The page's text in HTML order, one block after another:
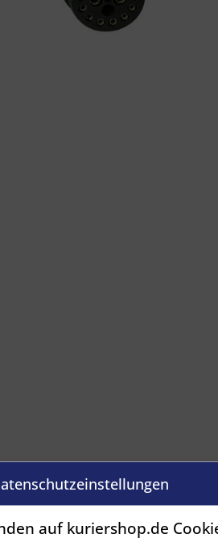
auf kuriershop.de